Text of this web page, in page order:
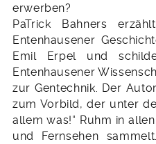
erwerben?
PaTrick Bahners
Entenhausener
Emil Erpel und
Entenhausener
zur Gentechnik. Der
zum Vorbild, der unter
allem was!“ Ruhm in
und Fernsehen